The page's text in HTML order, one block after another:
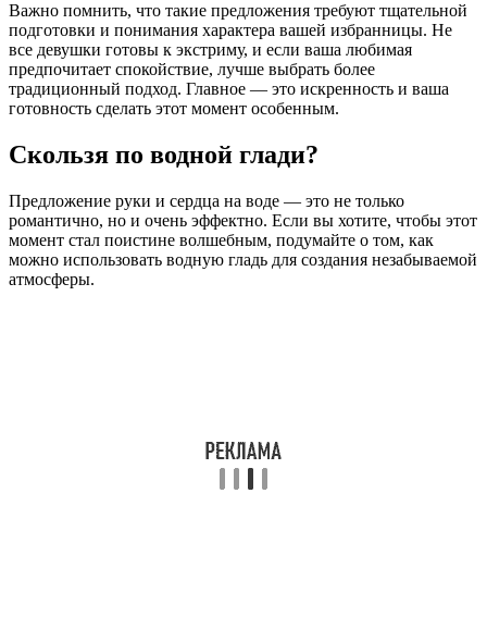
Важно помнить, что такие предложения требуют тщательной
подготовки и понимания характера вашей избранницы. Не
все девушки готовы к экстриму, и если ваша любимая
предпочитает спокойствие, лучше выбрать более
традиционный подход. Главное — это искренность и ваша
готовность сделать этот момент особенным.
Скользя по водной глади?
Предложение руки и сердца на воде — это не только
романтично, но и очень эффектно. Если вы хотите, чтобы этот
момент стал поистине волшебным, подумайте о том, как
можно использовать водную гладь для создания незабываемой
атмосферы.